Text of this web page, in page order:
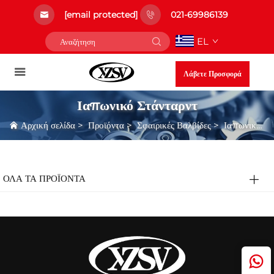
[email protected] 021-69986139
EL
Λάβετε Προσφορά
Ιαπωνικό Στάνταρντ
Αρχική σελίδα >Προϊόντα>Σφαιρικές Βαλβίδες>Ιαπωνικό Στάνταρντ
ΟΛΑ ΤΑ ΠΡΟΪΟΝΤΑ